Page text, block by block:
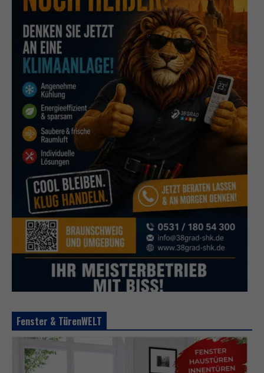
Fenster & TürenWELT